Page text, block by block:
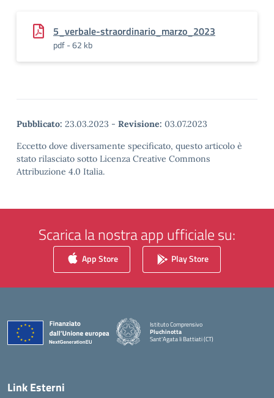
5_verbale-straordinario_marzo_2023
pdf - 62 kb
Pubblicato: 23.03.2023 - Revisione: 03.07.2023
Eccetto dove diversamente specificato, questo articolo è
stato rilasciato sotto Licenza Creative Commons
Attribuzione 4.0 Italia.
Scarica la nostra app ufficiale su:
App Store Play Store
Istituto Comprensivo
Pluchinotta
Sant'Agata li Battiati (CT)
— Visita la pagina iniziale della scuola
Link Esterni